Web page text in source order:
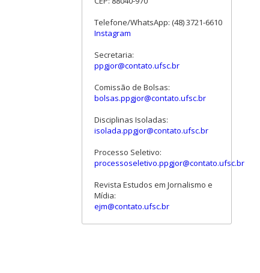
Telefone/WhatsApp: (48) 3721-6610
Instagram
Secretaria:
ppgjor@contato.ufsc.br
Comissão de Bolsas:
bolsas.ppgjor@contato.ufsc.br
Disciplinas Isoladas:
isolada.ppgjor@contato.ufsc.br
Processo Seletivo:
processoseletivo.ppgjor@contato.ufsc.br
Revista Estudos em Jornalismo e
Mídia:
ejm@contato.ufsc.br